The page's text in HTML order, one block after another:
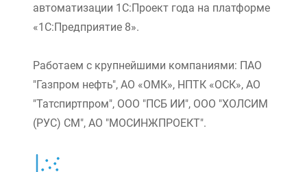
автоматизации 1С:Проект года на платформе
«1С:Предприятие 8».
Работаем с крупнейшими компаниями: ПАО
"Газпром нефть", АО «ОМК», НПТК «ОСК», АО
"Татспиртпром", ООО "ПСБ ИИ", ООО "ХОЛСИМ
(РУС) СМ", АО "МОСИНЖПРОЕКТ".